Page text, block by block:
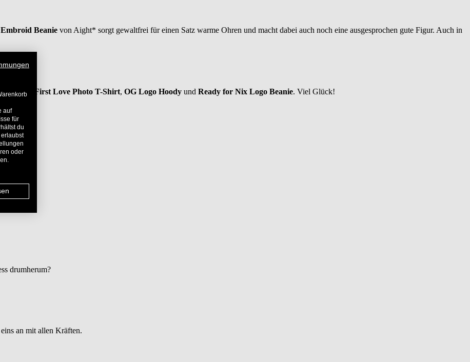
Beanie von Aight* sorgt gewaltfrei für einen Satz warme Ohren und macht dabei auch noch eine ausgesprochen gute Figur. Auch in
aus
First Love Photo T-Shirt, OG Logo Hoody und Ready for Nix Logo Beanie. Viel Glück!
drumherum?
an mit allen Kräften.
auf
für
du
erlaubst
oder